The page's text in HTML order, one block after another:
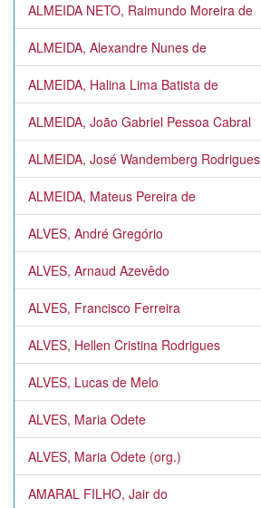
ALMEIDA NETO, Raimundo Moreira de
ALMEIDA, Alexandre Nunes de
ALMEIDA, Halina Lima Batista de
ALMEIDA, João Gabriel Pessoa Cabral
ALMEIDA, José Wandemberg Rodrigues
ALMEIDA, Mateus Pereira de
ALVES, André Gregório
ALVES, Arnaud Azevêdo
ALVES, Francisco Ferreira
ALVES, Hellen Cristina Rodrigues
ALVES, Lucas de Melo
ALVES, Maria Odete
ALVES, Maria Odete (org.)
AMARAL FILHO, Jair do